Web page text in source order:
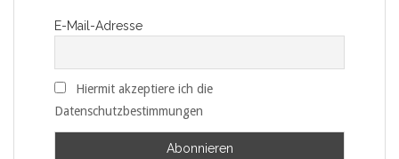
E-Mail-Adresse
Hiermit akzeptiere ich die
Datenschutzbestimmungen